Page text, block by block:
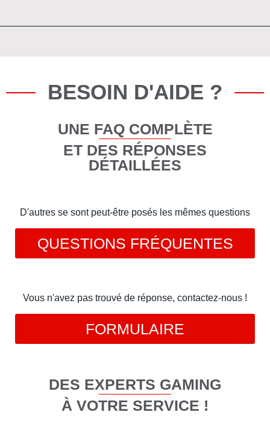
BESOIN D'AIDE ?
UNE FAQ COMPLÈTE
ET DES RÉPONSES
DÉTAILLÉES
D'autres se sont peut-être posés les mêmes questions
QUESTIONS FRÉQUENTES
Vous n'avez pas trouvé de réponse, contactez-nous !
FORMULAIRE
DES EXPERTS GAMING
À VOTRE SERVICE !